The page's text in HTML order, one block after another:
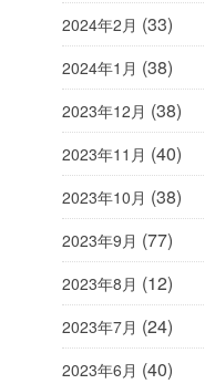
2024年2月 (33)
2024年1月 (38)
2023年12月 (38)
2023年11月 (40)
2023年10月 (38)
2023年9月 (77)
2023年8月 (12)
2023年7月 (24)
2023年6月 (40)